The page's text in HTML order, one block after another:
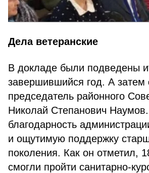
Дела ветеранские
В докладе были подведены
завершившийся год. А затем
председатель районного
Николай Степанович
благодарность
и ощутимую поддержку
поколения. Как он отметил,
смогли пройти санитарно-